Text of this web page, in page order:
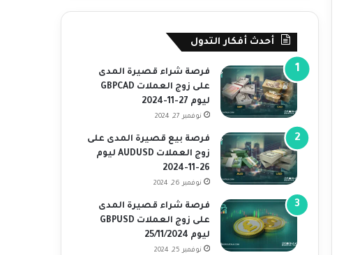
أحدث أفكار التدول
فرصة شراء قصيرة المدى
على زوج العملات GBPCAD
ليوم 27-11-2024
نوفمبر 27, 2024
فرصة بيع قصيرة المدى على
زوج العملات AUDUSD ليوم
26-11-2024
نوفمبر 26, 2024
فرصة شراء قصيرة المدى
على زوج العملات GBPUSD
ليوم 25/11/2024
نوفمبر 25, 2024